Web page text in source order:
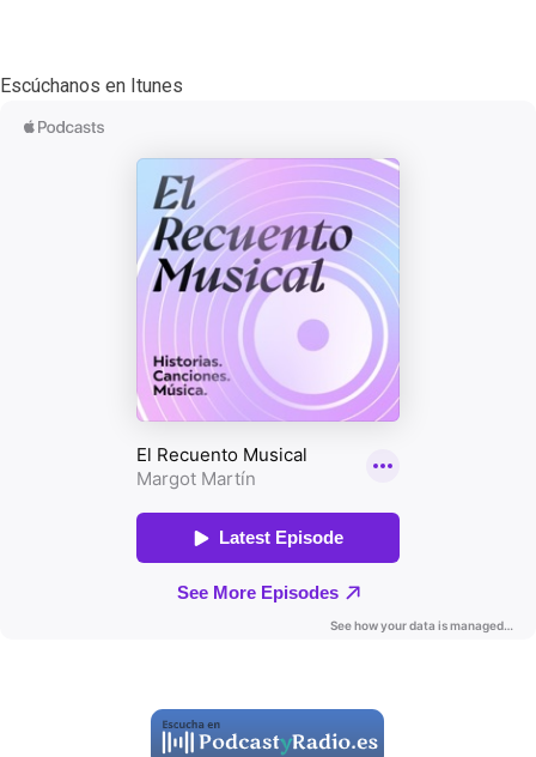
Escúchanos en Itunes